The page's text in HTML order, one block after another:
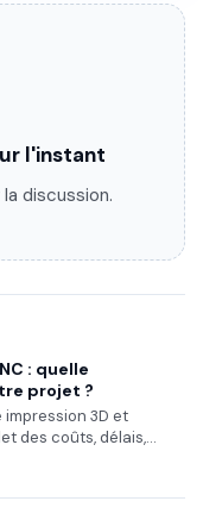
l'instant
discussion.
: quelle
projet ?
3D et
des coûts, délais,...